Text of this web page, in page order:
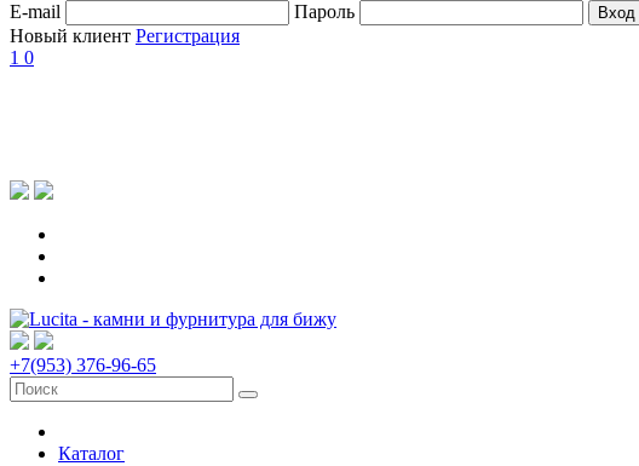
E-mail
Пароль
Новый клиент Регистрация
1 0
+7(953) 376-96-65
Каталог